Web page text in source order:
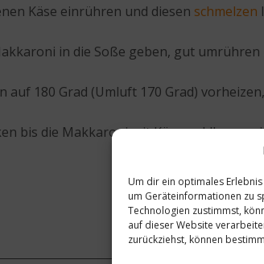
Um dir ein optimales
um Geräteinformationen zu
Technologien zustimmst,
auf dieser Website
zurückziehst, können
Käse einrühren und diesen schmelzen
in die Soße geben, gut
auf 180 Grad (Umluft 170 Grad)
bis die Makkaroni mit Käse goldbraun